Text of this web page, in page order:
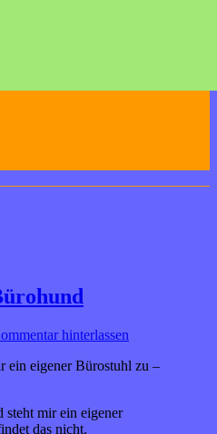
hinterlassen
ein eigener Bürostuhl zu –